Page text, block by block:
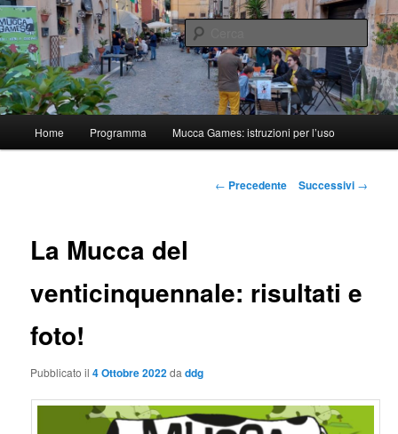
Vai
al
contenuto
principaleMucca Games
Gli adoratori della Grande Mucca
Cerca
principale
Home Programma Mucca Games: istruzioni per l’uso
Navigazione
← Precedente Successivi →
La Mucca del
venticinquennale: risultati e
foto!
Pubblicato il4 Ottobre 2022daddg